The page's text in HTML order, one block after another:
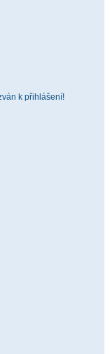
k přihlášení!